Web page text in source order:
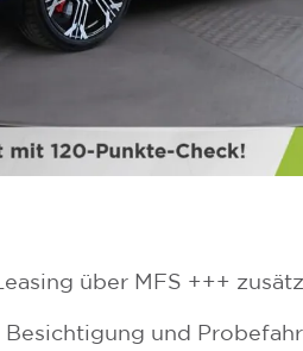
über MFS +++
und